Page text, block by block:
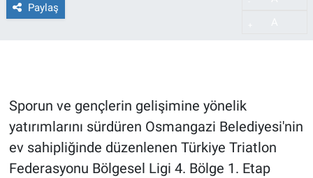
Paylaş
Sporun ve gençlerin gelişimine yönelik
yatırımlarını sürdüren Osmangazi Belediyesi'nin
ev sahipliğinde düzenlenen Türkiye Triatlon
Federasyonu Bölgesel Ligi 4. Bölge 1. Etap